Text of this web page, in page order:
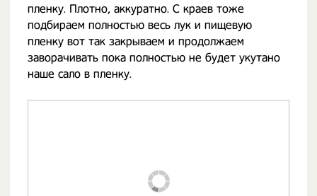
пленку. Плотно, аккуратно. С краев тоже
подбираем полностью весь лук и пищевую
пленку вот так закрываем и продолжаем
заворачивать пока полностью не будет укутано
наше сало в пленку.